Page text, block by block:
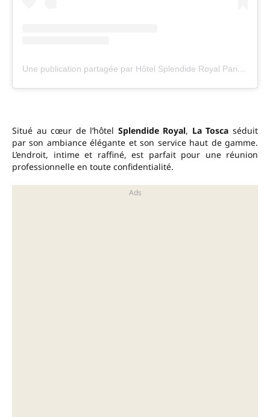
Une publication partagée par Hôtel Splendide Royal Paris (@splendideroyalparis)
Situé au cœur de l’hôtel Splendide Royal, La Tosca séduit
par son ambiance élégante et son service haut de gamme.
L’endroit, intime et raffiné, est parfait pour une réunion
professionnelle en toute confidentialité.